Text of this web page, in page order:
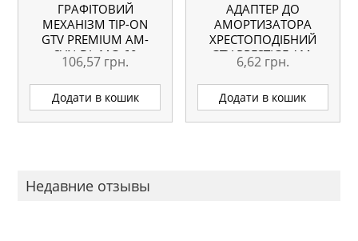
ГРАФІТОВИЙ
МЕХАНІЗМ TIP-ON
GTV PREMIUM AM-
SVN-DL-MG-60
106,57 грн.
Додати в кошик
АДАПТЕР ДО
АМОРТИЗАТОРА
ХРЕСТОПОДІБНИЙ
GTV PRESTIGE AM-
ADAP0A-60
6,62 грн.
Додати в кошик
Недавние отзывы